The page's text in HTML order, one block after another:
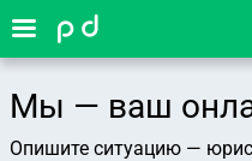
Мы — ваш
Опишите ситуацию —